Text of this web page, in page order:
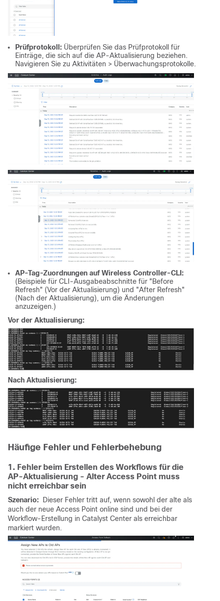
Prüfprotokoll: Überprüfen Sie das Prüfprotokoll für
Einträge, die sich auf die AP-Aktualisierung beziehen.
Navigieren Sie zu Aktivitäten > Überwachungsprotokolle.
AP-Tag-Zuordnungen auf Wireless Controller-CLI:
(Beispiele für CLI-Ausgabeabschnitte für "Before
Refresh" (Vor der Aktualisierung) und "After Refresh"
(Nach der Aktualisierung), um die Änderungen
anzuzeigen.)
Vor der Aktualisierung:
Nach Aktualisierung:
Häufige Fehler und Fehlerbehebung
1. Fehler beim Erstellen des Workflows für die
AP-Aktualisierung - Alter Access Point muss
nicht erreichbar sein
Szenario: Dieser Fehler tritt auf, wenn sowohl der alte als
auch der neue Access Point online sind und bei der
Workflow-Erstellung in Catalyst Center als erreichbar
markiert wurden.